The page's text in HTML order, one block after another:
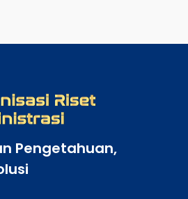
Pengetahuan,